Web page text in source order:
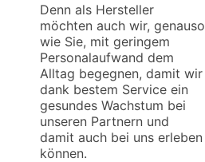
Denn als Hersteller
möchten auch wir, genauso
wie Sie, mit geringem
Personalaufwand dem
Alltag begegnen, damit wir
dank bestem Service ein
gesundes Wachstum bei
unseren Partnern und
damit auch bei uns erleben
können.